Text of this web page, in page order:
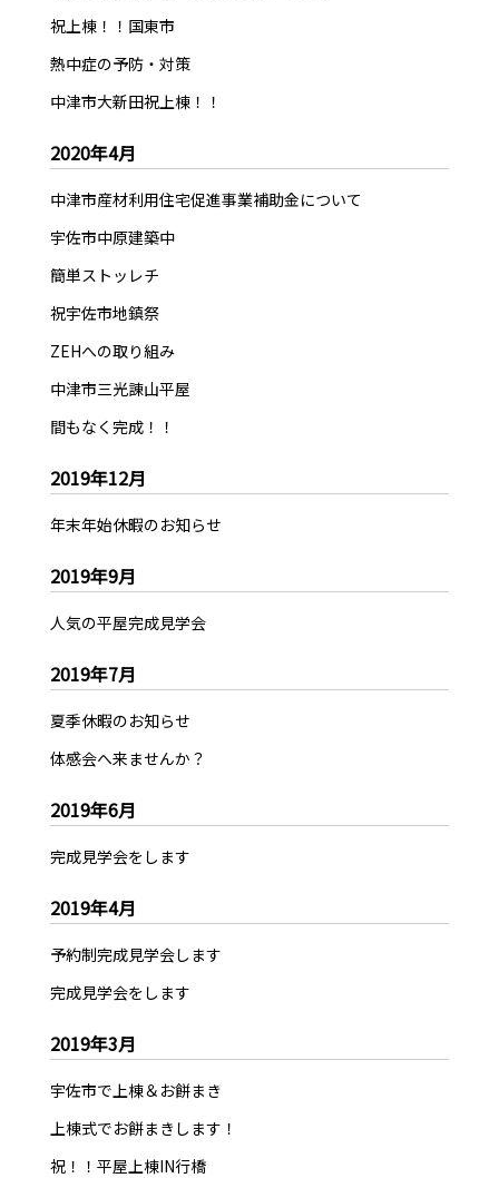
祝上棟！！国東市
熱中症の予防・対策
中津市大新田祝上棟！！
2020年4月
中津市産材利用住宅促進事業補助金について
宇佐市中原建築中
簡単ストッレチ
祝宇佐市地鎮祭
ZEHへの取り組み
中津市三光諌山平屋
間もなく完成！！
2019年12月
年末年始休暇のお知らせ
2019年9月
人気の平屋完成見学会
2019年7月
夏季休暇のお知らせ
体感会へ来ませんか？
2019年6月
完成見学会をします
2019年4月
予約制完成見学会します
完成見学会をします
2019年3月
宇佐市で上棟＆お餅まき
上棟式でお餅まきします！
祝！！平屋上棟IN行橋